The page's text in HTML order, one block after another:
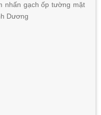
nhấn gạch ốp tường mặt
Dương